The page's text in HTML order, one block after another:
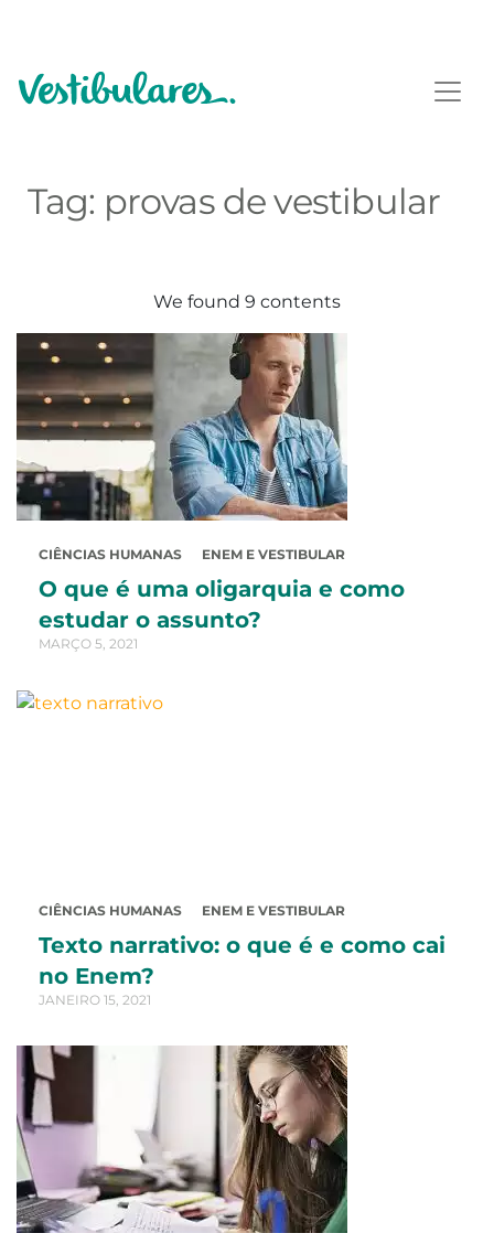
Tag: provas de vestibular
We found 9 contents
CIÊNCIAS HUMANAS ENEM E VESTIBULAR
O que é uma oligarquia e como
estudar o assunto?
MARÇO 5, 2021
CIÊNCIAS HUMANAS ENEM E VESTIBULAR
Texto narrativo: o que é e como cai
no Enem?
JANEIRO 15, 2021